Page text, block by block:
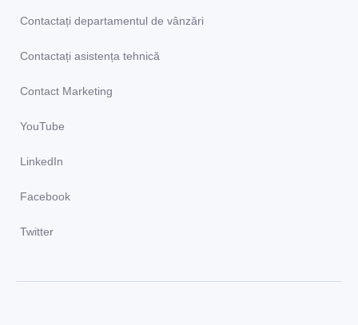
Contactați departamentul de vânzări
Contactați asistența tehnică
Contact Marketing
YouTube
LinkedIn
Facebook
Twitter